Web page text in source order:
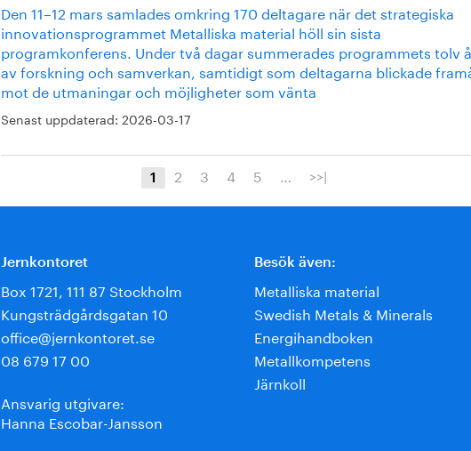
Den 11–12 mars samlades omkring 170 deltagare när det strategiska
innovationsprogrammet Metalliska material höll sin sista
programkonferens. Under två dagar summerades programmets tolv
av forskning och samverkan, samtidigt som deltagarna blickade
mot de utmaningar och möjligheter som vänta
Senast uppdaterad: 2026-03-17
1 2 3 4 5 … >>|
Jernkontoret
Box 1721, 111 87 Stockholm
Kungsträdgårdsgatan 10
office@jernkontoret.se
08 679 17 00
Ansvarig utgivare:
Hanna Escobar-Jansson
Besök även:
Metalliska material
Swedish Metals & Minerals
Energihandboken
Metallkompetens
Järnkoll